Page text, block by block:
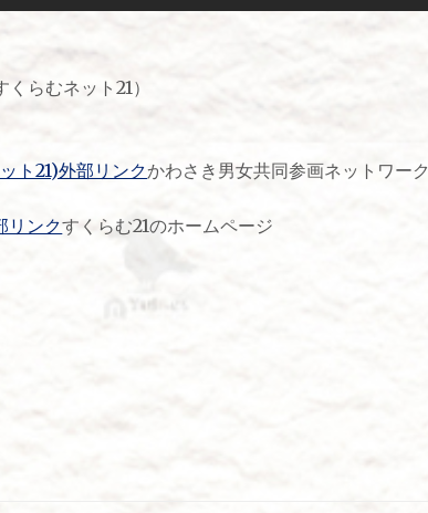
らむネット21）
ト21)外部リンクかわさき男女共同参画ネットワーク
リンクすくらむ21のホームページ